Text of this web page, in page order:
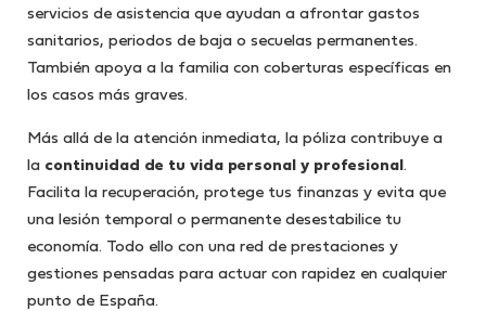
servicios de asistencia que ayudan a afrontar gastos
sanitarios, periodos de baja o secuelas permanentes.
También apoya a la familia con coberturas específicas en
los casos más graves.
Más allá de la atención inmediata, la póliza contribuye a
la continuidad de tu vida personal y profesional .
Facilita la recuperación, protege tus finanzas y evita que
una lesión temporal o permanente desestabilice tu
economía. Todo ello con una red de prestaciones y
gestiones pensadas para actuar con rapidez en cualquier
punto de España.